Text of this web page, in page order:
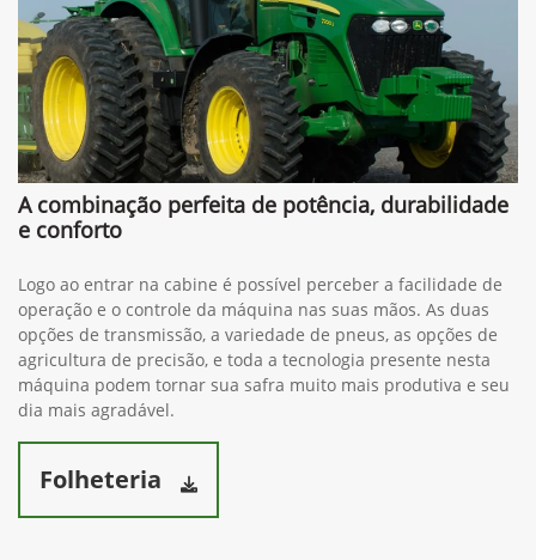
A combinação perfeita de potência, durabilidade
e conforto
Logo ao entrar na cabine é possível perceber a facilidade de
operação e o controle da máquina nas suas mãos. As duas
opções de transmissão, a variedade de pneus, as opções de
agricultura de precisão, e toda a tecnologia presente nesta
máquina podem tornar sua safra muito mais produtiva e seu
dia mais agradável.
Folheteria